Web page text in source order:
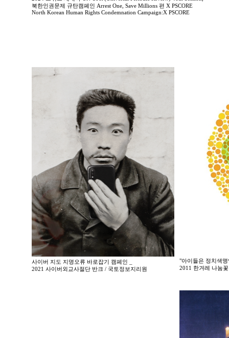
북한인권문제 규탄캠페인 Arrest One, Save Millions 편 X PSCORE
North Korean Human Rights Condemnation Campaign:X PSCORE
사이버 지도 지명오류 바로잡기 캠페인 _
2021 사이버외교사절단 반크 / 국토정보지리원
"아이들은 정치색
2011 한겨레 나눔